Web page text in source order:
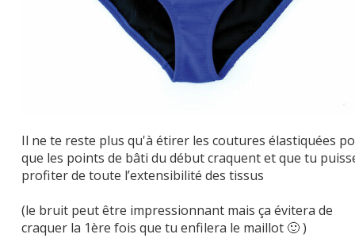
Il ne te reste plus qu'à étirer les coutures élastiquées
que les points de bâti du début craquent et que tu
profiter de toute l’extensibilité des tissus
(le bruit peut être impressionnant mais ça évitera de
craquer la 1ère fois que tu enfilera le maillot 🙂 )